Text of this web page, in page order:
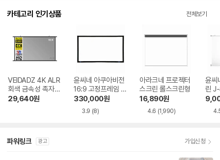
카테고리 인기상품 전체보기
VEIDADZ 4K ALR
회색 금속성 족자형
빔프로젝터 스크린
29,640원
윤씨네 아쿠아비전
16:9 고정프레임 스
크린 SA-FH 시리
즈 시네비젼원단
330,000원
3.9 (8)
아라크네 프로젝터
스크린 롤스크린형
16,890원
4.6 (1,990)
윤씨
린
파워링크 광고 가입신청